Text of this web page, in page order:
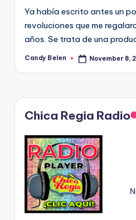
Ya había escrito antes un
revoluciones que me
años. Se trata de una
Posted
Candy Belen November 8,
Chica Regia Radio